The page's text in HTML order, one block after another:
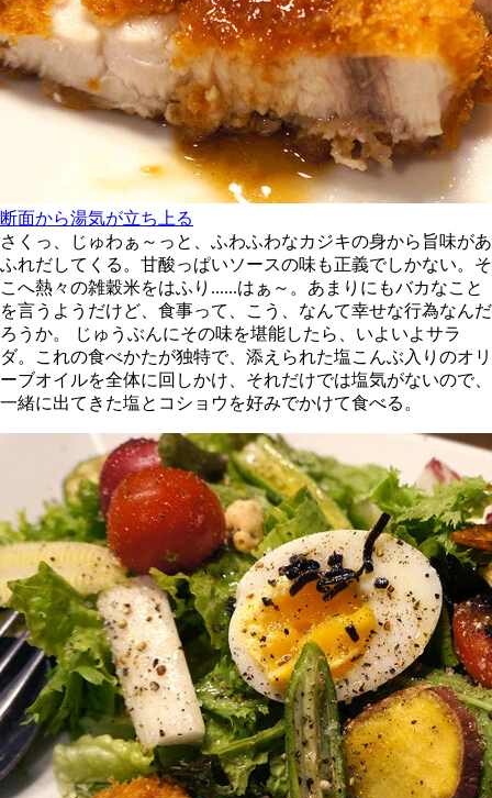
断面から湯気が立ち上る
さくっ、じゅわぁ～っと、ふわふわなカジキの身から旨味があ
ふれだしてくる。甘酸っぱいソースの味も正義でしかない。そ
こへ熱々の雑穀米をはふり......はぁ～。あまりにもバカなこと
を言うようだけど、食事って、こう、なんて幸せな行為なんだ
ろうか。 じゅうぶんにその味を堪能したら、いよいよサラ
ダ。これの食べかたが独特で、添えられた塩こんぶ入りのオリ
ーブオイルを全体に回しかけ、それだけでは塩気がないので、
一緒に出てきた塩とコショウを好みでかけて食べる。